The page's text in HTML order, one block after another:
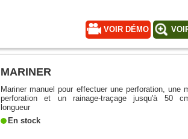
VOIR DÉMO
MARINER
Mariner manuel pour effectuer une perforation, une
perforation et un rainage-traçage jusqu'à 50
longueur
En stock